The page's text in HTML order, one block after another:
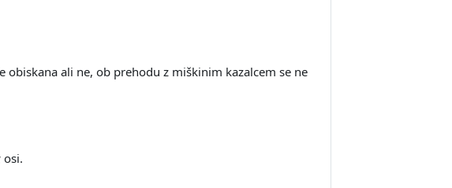
obiskana ali ne, ob prehodu z miškinim kazalcem se ne
osi.